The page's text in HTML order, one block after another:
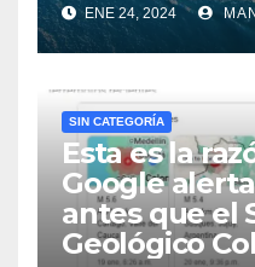
ENE 24, 2024
SIN CATEGORÍA
Esta es la
Google
antes que el
Geológico